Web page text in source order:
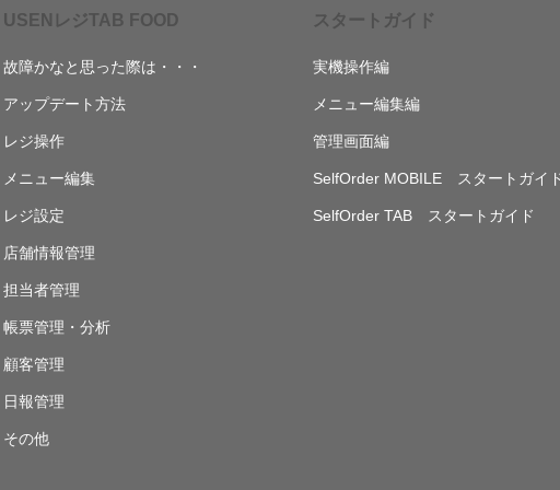
USENレジTAB FOOD
故障かなと思った際は・・・
アップデート方法
レジ操作
メニュー編集
レジ設定
店舗情報管理
担当者管理
帳票管理・分析
顧客管理
日報管理
その他
スタートガイド
実機操作編
メニュー編集編
管理画面編
SelfOrder MOBILE スタートガイ
SelfOrder TAB スタートガイド